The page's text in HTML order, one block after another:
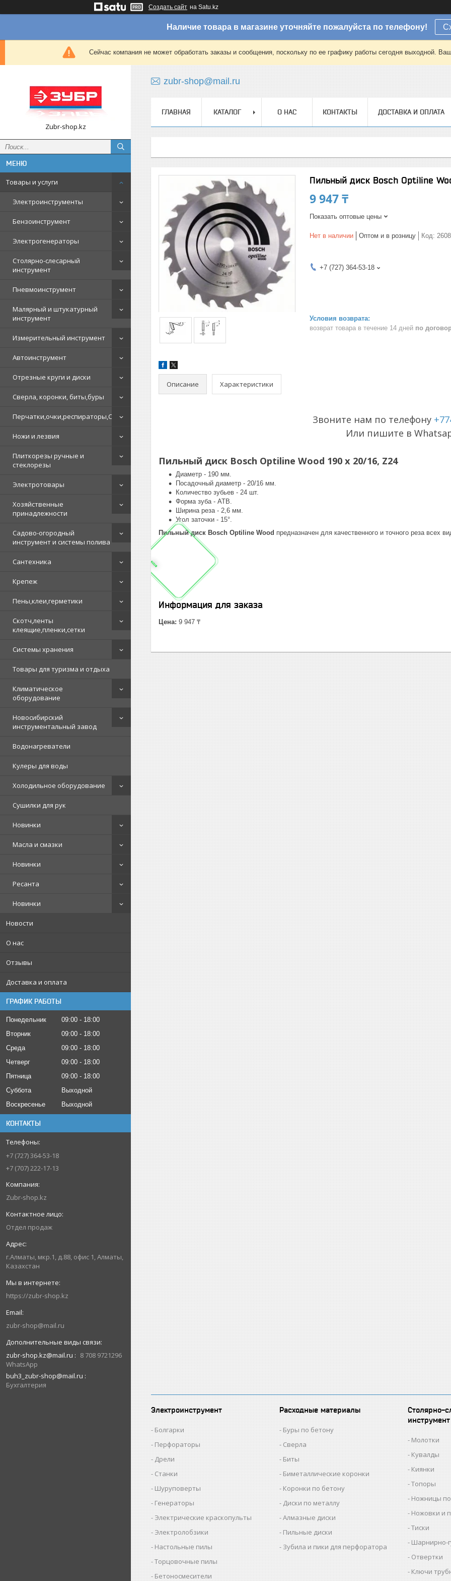
Создать сайт на Satu.kz
Наличие товара в магазине уточняйте пожалуйста по телефону!
Сейчас компания не может обработать заказы и сообщения, поскольку по ее графику работы сегодня выходной.
Zubr-shop.kz
Товары и услуги
Электроинструменты
Бензоинструмент
Электрогенераторы
Столярно-слесарный
инструмент
Пневмоинструмент
Малярный и штукатурный
инструмент
Измерительный инструмент
Автоинструмент
Отрезные круги и диски
Сверла, коронки, биты,буры
Перчатки,очки,респираторы,СИЗ
Ножи и лезвия
Плиткорезы ручные и
стеклорезы
Электротовары
Хозяйственные
принадлежности
Садово-огородный
инструмент и системы полива
Сантехника
Крепеж
Пены,клеи,герметики
Скотч,ленты
клеящие,пленки,сетки
Системы хранения
Товары для туризма и отдыха
Климатическое
оборудование
Новосибирский
инструментальный завод
Водонагреватели
Кулеры для воды
Холодильное оборудование
Сушилки для рук
Новинки
Масла и смазки
Новинки
Ресанта
Новинки
Новости
О нас
Отзывы
Доставка и оплата
ГРАФИК РАБОТЫ
Понедельник 09:00
18:00
Вторник
09:00
18:00
Среда
09:00
18:00
Четверг
09:00
18:00
Пятница
09:00
18:00
Суббота
Выходной
Воскресенье
Выходной
КОНТАКТЫ
+7 (727) 364-53-18
+7 (707) 222-17-13
Zubr-shop.kz
Отдел продаж
г.Алматы, мкр.1, д.88, офис 1, Алматы,
Казахстан
https://zubr-shop.kz
zubr-shop@mail.ru
zubr-shop.kz@mail.ru
8 708 9721296
WhatsApp
buh3_zubr-shop@mail.ru
Бухгалтерия
zubr-shop@mail.ru
ГЛАВНАЯ КАТАЛОГ О НАС КОНТАКТЫ ДОСТАВКА И ОПЛАТА
Пильный диск Bosch Optiline
9 947 ₸
Показать оптовые цены
Нет в наличии Оптом и в розницу Код:
+7 (727) 364-53-18
возврат товара в течение 14 дней по
Описание Характеристики
Звоните нам по телефону
Или пишите в
Пильный диск Bosch Optiline Wood 190 x 20/16, Z24
Диаметр - 190 мм.
Посадочный диаметр - 20/16 мм.
Количество зубьев - 24 шт.
Форма зуба - ATB.
Ширина реза - 2,6 мм.
Угол заточки - 15°.
Пильный диск Bosch Optiline Wood предназначен для качественного и точного реза всех
Информация для заказа
Цена: 9 947 ₸
Электроинструмент
Болгарки
Перфораторы
Дрели
Станки
Шуруповерты
Генераторы
Электрические краскопульты
Электролобзики
Настольные пилы
Торцовочные пилы
Бетоносмесители
Расходные материалы
Буры по бетону
Сверла
Биты
Биметаллические коронки
Коронки по бетону
Диски по металлу
Алмазные диски
Пильные диски
Зубила и пики для перфоратора
Столярно-
инструмент
Молотки
Кувалды
Киянки
Топоры
Ножницы
Ножовки и
Тиски
Шарнирно-
Отвертки
Ключи